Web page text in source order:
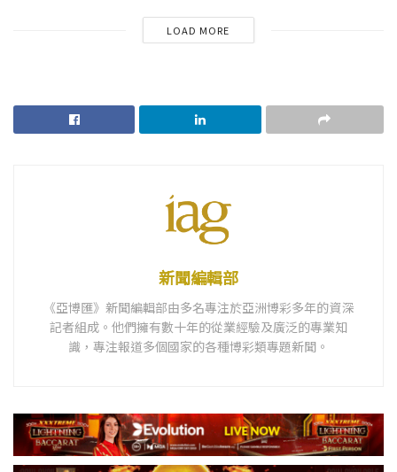
LOAD MORE
新聞編輯部
《亞博匯》新聞編輯部由多名專注於亞洲博彩多年的資深
記者組成。他們擁有數十年的從業經驗及廣泛的專業知
識，專注報道多個國家的各種博彩類專題新聞。